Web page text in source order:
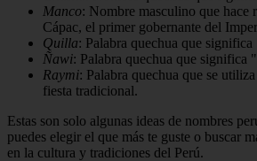
Manco: Nombre masculino que hace
Cápac, el primer gobernante del
Quilla: Palabra quechua que
Ñawi: Palabra quechua que significa
Raymi: Palabra quechua que se
fiesta tradicional.
Estas son solo algunas ideas de nombres
puedes elegir el que más te guste o buscar
en la cultura y tradiciones del Perú.